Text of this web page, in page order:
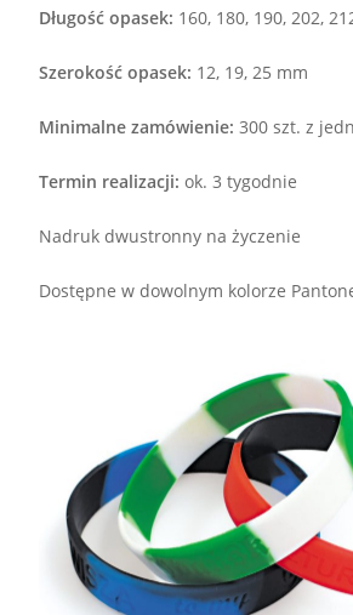
Długość opasek: 160, 180, 190, 202,
Szerokość opasek: 12, 19, 25 mm
Minimalne zamówienie: 300 szt. z
Termin realizacji: ok. 3 tygodnie
Nadruk dwustronny na życzenie
Dostępne w dowolnym kolorze